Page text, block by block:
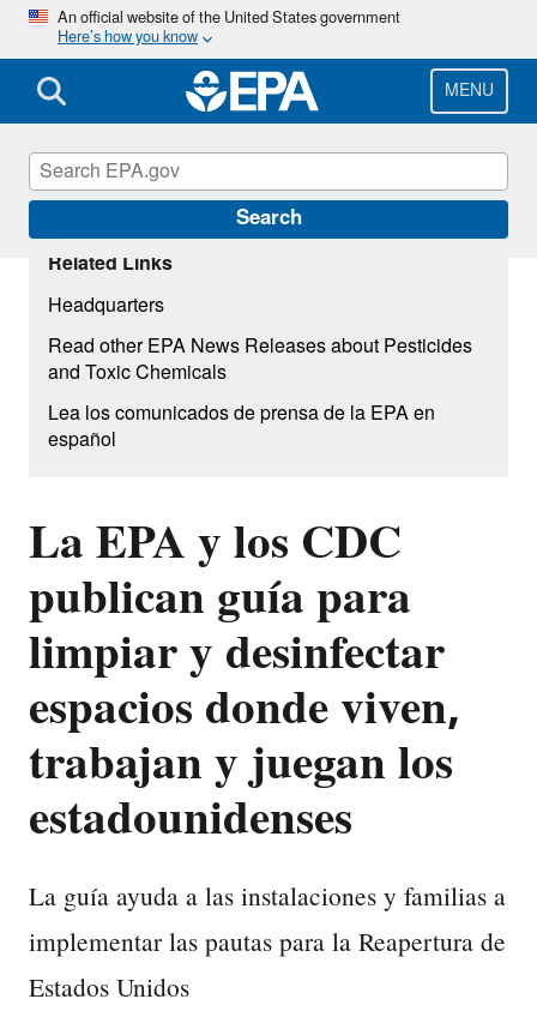
Skip
main
content
An official website of the United States government
Here’s how you know
MENU
Search
La EPA y los CDC
publican guía para
limpiar y desinfectar
espacios donde viven,
trabajan y juegan los
estadounidenses
La guía ayuda a las instalaciones y familias a
implementar las pautas para la Reapertura de
Estados Unidos
Related Links
Headquarters
Read other EPA News Releases about Pesticides
and Toxic Chemicals
Lea los comunicados de prensa de la EPA en
español